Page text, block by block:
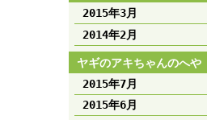
2015年3月
2014年2月
ヤギのアキちゃんのへや
2015年7月
2015年6月